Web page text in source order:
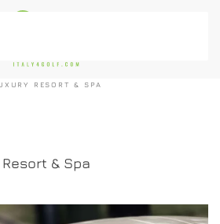
RESORT & SPA
& Spa